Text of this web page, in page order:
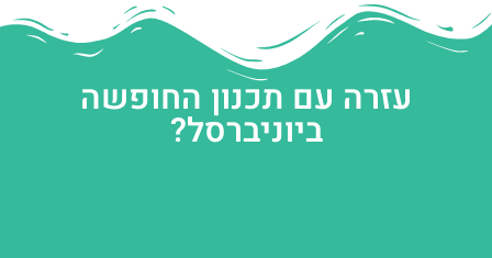
עזרה עם תכנון החופשה
ביוניברסל?